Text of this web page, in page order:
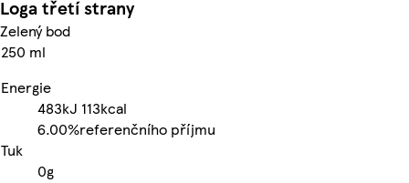
Loga třetí strany
Zelený bod
250 ml
Energie
483kJ 113kcal
6.00%referenčního příjmu
Tuk
0g